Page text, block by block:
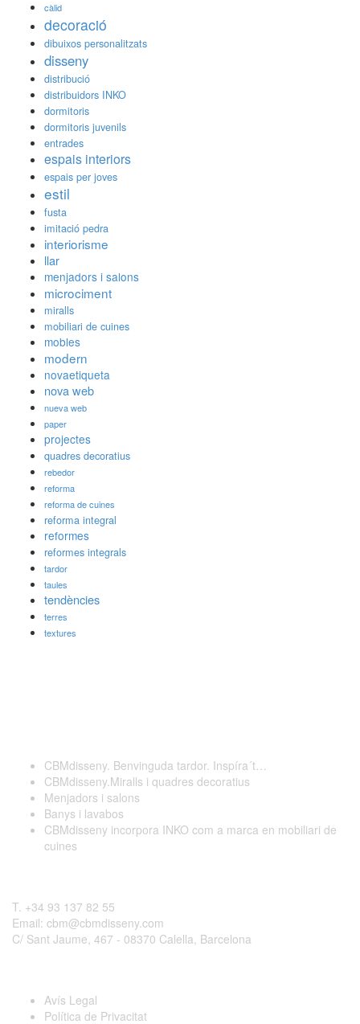
càlid
decoració
dibuixos personalitzats
disseny
distribució
distribuidors INKO
dormitoris
dormitoris juvenils
entrades
espais interiors
espais per joves
estil
fusta
imitació pedra
interiorisme
llar
menjadors i salons
microciment
miralls
mobiliari de cuines
mobles
modern
novaetiqueta
nova web
nueva web
paper
projectes
quadres decoratius
rebedor
reforma
reforma de cuines
reforma integral
reformes
reformes integrals
tardor
taules
tendències
terres
textures
CBMdisseny. Benvinguda tardor. Inspíra´t…
CBMdisseny.Miralls i quadres decoratius
Menjadors i salons
Banys i lavabos
CBMdisseny incorpora INKO com a marca en mobiliari de
cuines
T. +34 93 137 82 55
Email: cbm@cbmdisseny.com
C/ Sant Jaume, 467 - 08370 Calella, Barcelona
Avís Legal
Política de Privacitat